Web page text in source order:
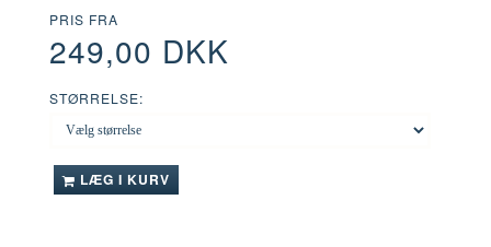
PRIS FRA
249,00 DKK
STØRRELSE:
LÆG I KURV